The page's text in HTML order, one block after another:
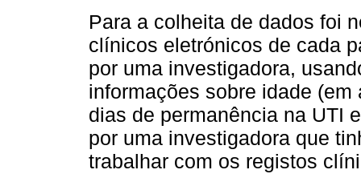
Para a colheita de dados foi
clínicos eletrónicos de cada
por uma investigadora,
informações sobre idade
dias de permanência na UTI
por uma investigadora que
trabalhar com os registos